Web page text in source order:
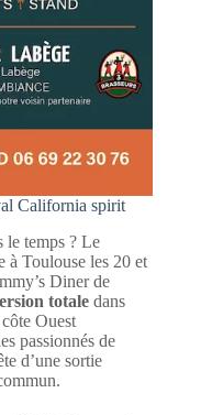
California spirit
le temps ? Le
à Toulouse les 20 et
Diner de
totale dans
Ouest
passionnés de
d’une sortie